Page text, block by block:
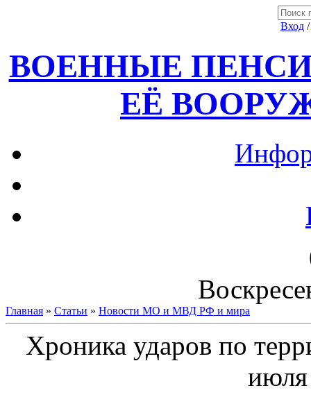
Вход
ВОЕННЫЕ
ЕЁ
Главная » Статьи » Новости МО и МВД РФ и мира
Хроника ударов по
июля